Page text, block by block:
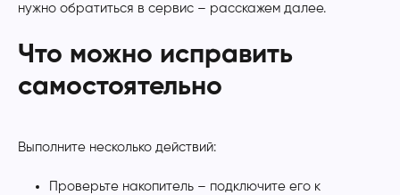
нужно обратиться в сервис – расскажем далее.
Что можно исправить
самостоятельно
Выполните несколько действий:
Проверьте накопитель – подключите его к